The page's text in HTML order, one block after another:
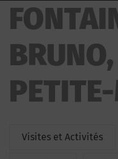
Visites et Activités